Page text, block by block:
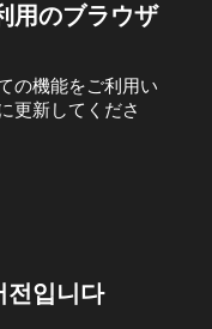
用のブラウザ
の機能をご利用い
更新してくださ
전입니다